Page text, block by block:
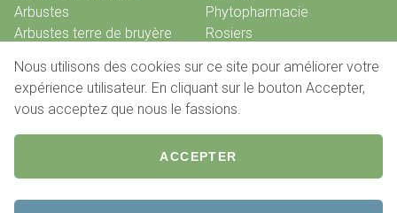
Arbustes
Arbustes terre de bruyère
Conifères
Phytopharmacie
Rosiers
© 2026 Pépinières De Louveigné
Pied
Conditions de vente
Contact
Nous utilisons des cookies sur ce site pour améliorer votre
expérience utilisateur. En cliquant sur le bouton Accepter,
vous acceptez que nous le fassions.
ACCEPTER